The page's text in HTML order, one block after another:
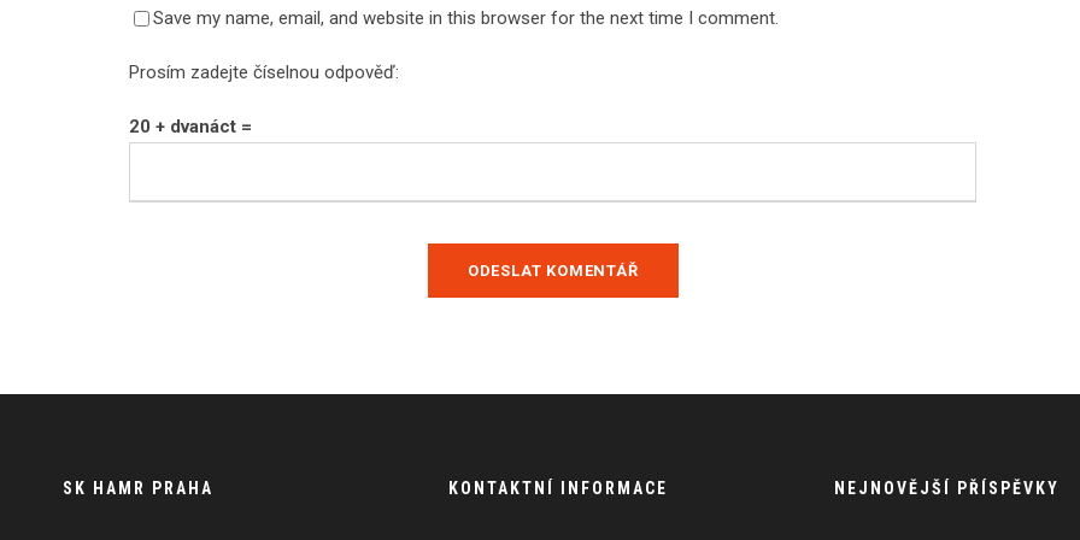
Save my name, email, and website in this browser for the next time I comment.
Prosím zadejte číselnou odpověď:
20 + dvanáct =
SK HAMR PRAHA KONTAKTNÍ INFORMACE NEJNOVĚJŠÍ PŘÍSPĚVKY